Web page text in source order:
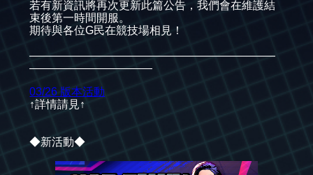
若有新資訊將再次更新此篇公告，我們會在維護結
束後第一時間開服。
期待與各位G民在競技場相見！
——————————————————————
———————————
03/26 版本活動
↑詳情請見↑
◆新活動◆